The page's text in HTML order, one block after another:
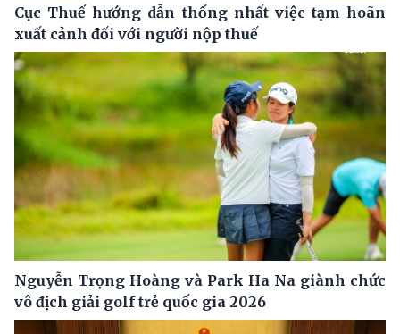
Cục Thuế hướng dẫn thống nhất việc tạm hoãn
xuất cảnh đối với người nộp thuế
Nguyễn Trọng Hoàng và Park Ha Na giành chức
vô địch giải golf trẻ quốc gia 2026